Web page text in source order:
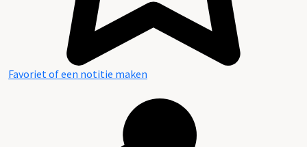
Favoriet of een notitie maken